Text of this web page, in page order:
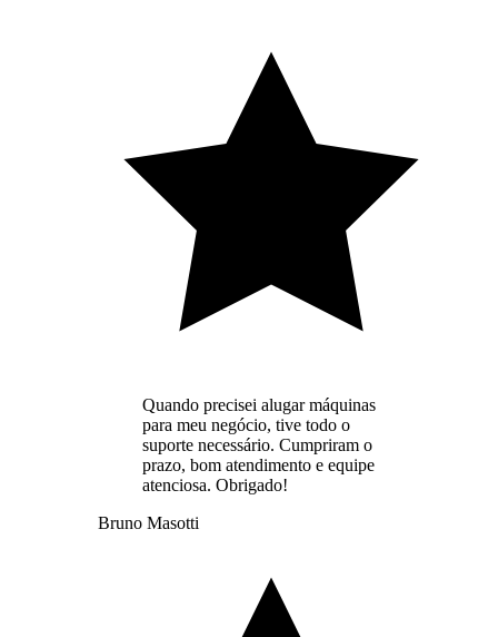
Quando precisei alugar máquinas
para meu negócio, tive todo o
suporte necessário. Cumpriram o
prazo, bom atendimento e equipe
atenciosa. Obrigado!
Bruno Masotti